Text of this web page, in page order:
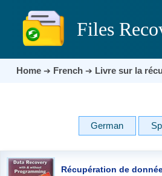
Files
Home➔ French ➔ Livre sur la
German
Récupération de